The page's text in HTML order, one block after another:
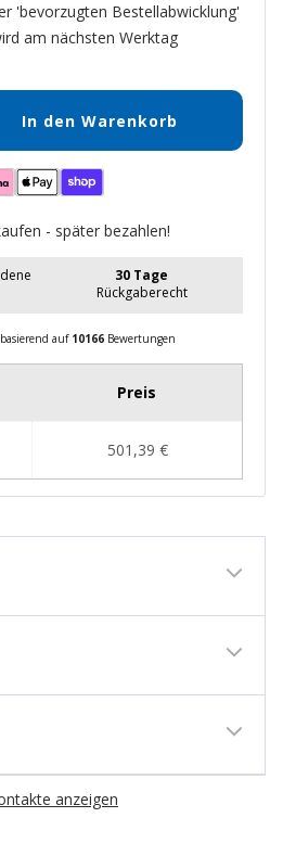
'bevorzugten Bestellabwicklung'
am nächsten Werktag
In den Warenkorb
- später bezahlen!
30 Tage
Rückgaberecht
auf 10166Bewertungen
anzeigen